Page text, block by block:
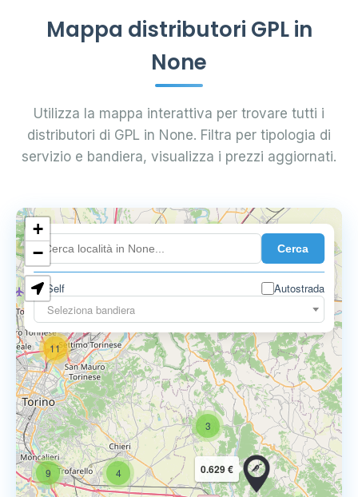
Mappa distributori GPL in
None
Utilizza la mappa interattiva per trovare tutti i
distributori di GPL in None. Filtra per tipologia di
servizio e bandiera, visualizza i prezzi aggiornati.
Cerca
Self
Autostrada
Seleziona bandiera
8
9
11
4
3
0.629 €
+
−